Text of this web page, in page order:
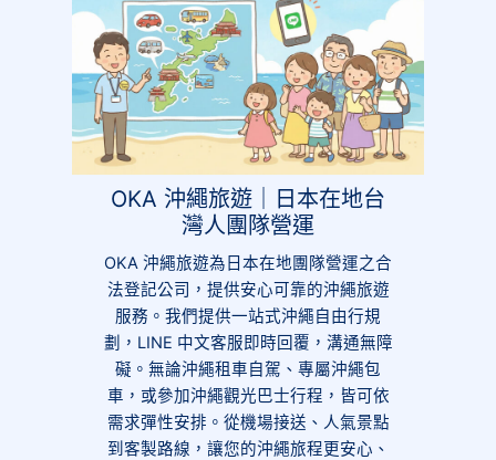
OKA 沖繩旅遊｜日本在地台
灣人團隊營運
OKA 沖繩旅遊為日本在地團隊營運之合
法登記公司，提供安心可靠的沖繩旅遊
服務。我們提供一站式沖繩自由行規
劃，LINE 中文客服即時回覆，溝通無障
礙。無論沖繩租車自駕、專屬沖繩包
車，或參加沖繩觀光巴士行程，皆可依
需求彈性安排。從機場接送、人氣景點
到客製路線，讓您的沖繩旅程更安心、